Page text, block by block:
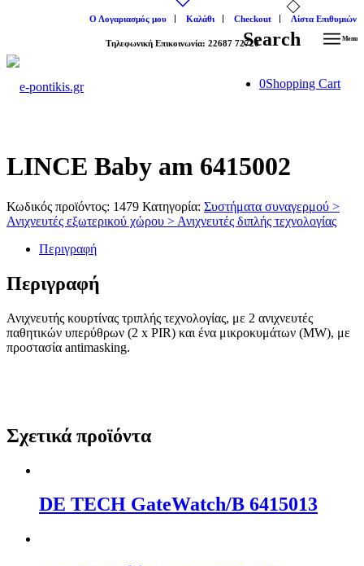
Ο Λογαριασμός μου Καλάθι Checkout Λίστα Επιθυμιών
Tηλεφωνική Επικοινωνία: 22687 72720Search Menu
0Shopping Cart
LΙΝCΕ Baby am 6415002
Κωδικός προϊόντος: 1479 Κατηγορία: Συστήματα συναγερμού >
Ανιχνευτές εξωτερικού χώρου > Ανιχνευτές διπλής τεχνολογίας
Περιγραφή
Περιγραφή
Ανιχνευτής κουρτίνας τριπλής τεχνολογίας, με 2 ανιχνευτές
παθητικών υπερύθρων (2 x PIR) και ένα μικροκυμάτων (MW), με
προστασία antimasking.
Σχετικά προϊόντα
DΕ ΤΕCΗ GateWatch/B 6415013